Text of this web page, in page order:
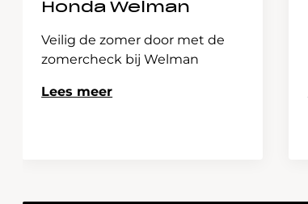
Honda Welman
Veilig de zomer door met de
zomercheck bij Welman
Lees meer